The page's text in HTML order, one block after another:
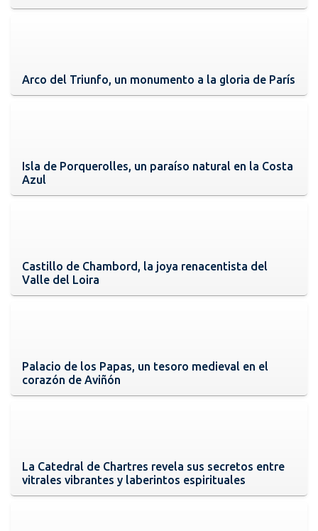
Arco del Triunfo, un monumento a la gloria de París
Isla de Porquerolles, un paraíso natural en la Costa
Azul
Castillo de Chambord, la joya renacentista del
Valle del Loira
Palacio de los Papas, un tesoro medieval en el
corazón de Aviñón
La Catedral de Chartres revela sus secretos entre
vitrales vibrantes y laberintos espirituales